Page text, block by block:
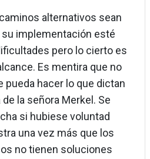
alternativos sean
implementación esté
pero lo cierto es
Es mentira que no
pueda hacer lo que dictan
la señora Merkel. Se
si hubiese voluntad
una vez más que los
no tienen soluciones